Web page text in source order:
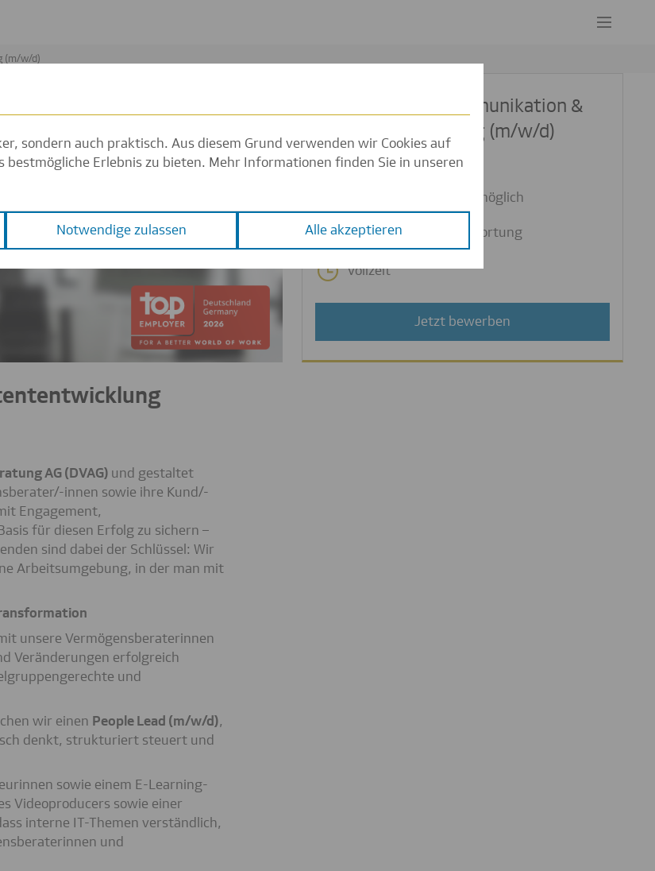
People Lead IT Kommunikation &
Contententwicklung (m/w/d)
1-2 Tage Homeoffice möglich
Mit Führungsverantwortung
Vollzeit
AG (DVAG) und gestaltet
innen sowie ihre Kund/-
Engagement,
für diesen Erfolg zu sichern –
sind dabei der Schlüssel: Wir
Arbeitsumgebung, in der man mit
unsere Vermögensberaterinnen
Veränderungen erfolgreich
und
wir einen People Lead (m/w/d),
denkt, strukturiert steuert und
sowie einem E-Learning-
Videoproducers sowie einer
interne IT-Themen verständlich,
und
sondern auch praktisch. Aus diesem Grund verwenden wir Cookies auf
bestmögliche Erlebnis zu bieten. Mehr Informationen finden Sie in unseren